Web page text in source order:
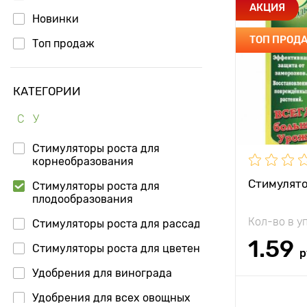
Новинки
Топ продаж
КАТЕГОРИИ
С У
Стимуляторы роста для
корнеобразования
Стимуляторы роста для
плодообразования
Стимуляторы роста для рассады
Стимуляторы роста для цветения
Удобрения для винограда
Удобрения для всех овощных
АКЦИЯ
ТОП
Кол-во в
1.59
Состав